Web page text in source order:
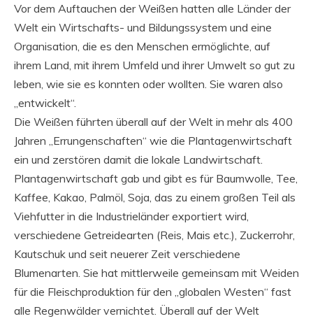
Vor dem Auftauchen der Weißen hatten alle Länder der
Welt ein Wirtschafts- und Bildungssystem und eine
Organisation, die es den Menschen ermöglichte, auf
ihrem Land, mit ihrem Umfeld und ihrer Umwelt so gut zu
leben, wie sie es konnten oder wollten. Sie waren also
„entwickelt“.
Die Weißen führten überall auf der Welt in mehr als 400
Jahren „Errungenschaften“ wie die Plantagenwirtschaft
ein und zerstören damit die lokale Landwirtschaft.
Plantagenwirtschaft gab und gibt es für Baumwolle, Tee,
Kaffee, Kakao, Palmöl, Soja, das zu einem großen Teil als
Viehfutter in die Industrieländer exportiert wird,
verschiedene Getreidearten (Reis, Mais etc.), Zuckerrohr,
Kautschuk und seit neuerer Zeit verschiedene
Blumenarten. Sie hat mittlerweile gemeinsam mit Weiden
für die Fleischproduktion für den „globalen Westen“ fast
alle Regenwälder vernichtet. Überall auf der Welt